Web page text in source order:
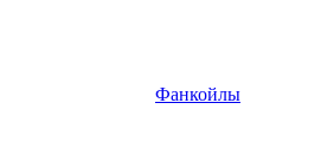
Фанкойлы